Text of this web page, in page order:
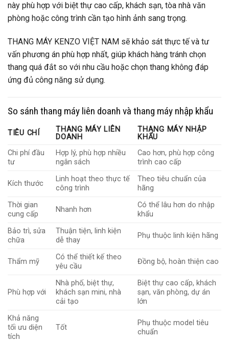
này phù hợp với biệt thự cao cấp, khách sạn, tòa nhà văn
phòng hoặc công trình cần tạo hình ảnh sang trọng.
THANG MÁY KENZO VIỆT NAM sẽ khảo sát thực tế và tư
vấn phương án phù hợp nhất, giúp khách hàng tránh chọn
thang quá đắt so với nhu cầu hoặc chọn thang không đáp
ứng đủ công năng sử dụng.
So sánh thang máy liên doanh và thang máy nhập khẩu
TIÊU CHÍ
THANG MÁY LIÊN
DOANH
THANG MÁY NHẬP
KHẨU
Chi phí đầu
tư
Hợp lý, phù hợp nhiều
ngân sách
Cao hơn, phù hợp công
trình cao cấp
Kích thước
Linh hoạt theo thực tế
công trình
Theo tiêu chuẩn của
hãng
Thời gian
cung cấp
Nhanh hơn
Có thể lâu hơn do nhập
khẩu
Bảo trì, sửa
chữa
Thuận tiện, linh kiện
dễ thay
Phụ thuộc linh kiện hãng
Thẩm mỹ
Có thể thiết kế theo
yêu cầu
Đồng bộ, hoàn thiện cao
Phù hợp với
Nhà phố, biệt thự,
khách sạn mini, nhà
cải tạo
Biệt thự cao cấp, khách
sạn, văn phòng, dự án
lớn
Khả năng
tối ưu diện
tích
Tốt
Phụ thuộc model tiêu
chuẩn